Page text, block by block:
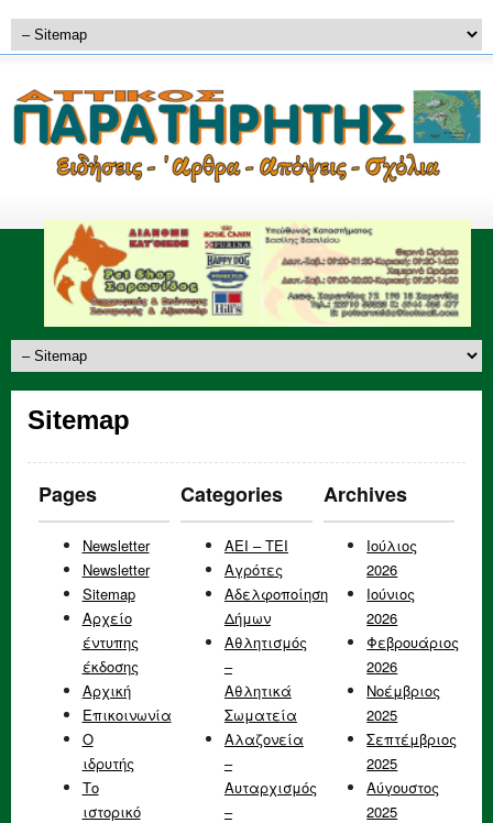
Sitemap
Pages
Newsletter
Newsletter
Sitemap
Αρχείο
έντυπης
έκδοσης
Αρχική
Επικοινωνία
Ο
ιδρυτής
Το
ιστορικό
Categories
AEI – TEI
Αγρότες
Αδελφοποίηση
Δήμων
Αθλητισμός
–
Αθλητικά
Σωματεία
Αλαζονεία
–
Αυταρχισμός
–
Archives
Ιούλιος
2026
Ιούνιος
2026
Φεβρουάριος
2026
Νοέμβριος
2025
Σεπτέμβριος
2025
Αύγουστος
2025